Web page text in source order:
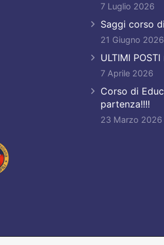
7 Luglio 2026
Saggi corso
21 Giugno 2026
ULTIMI
7 Aprile 2026
Corso di
partenza!!!!
23 Marzo 2026